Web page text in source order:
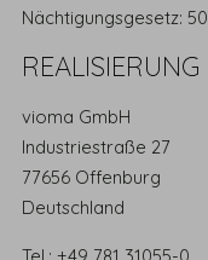
Nächtigungsgesetz:
REALISIERUNG
vioma GmbH
Industriestraße 27
77656 Offenburg
Deutschland